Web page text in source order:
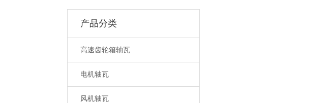
产品分类
高速齿轮箱轴瓦
电机轴瓦
风机轴瓦